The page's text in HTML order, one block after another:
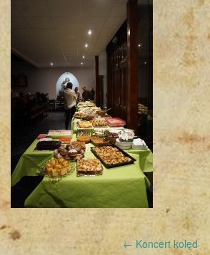
Post ← Koncert kolęd